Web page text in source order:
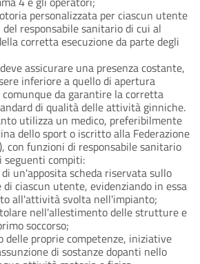
personalizzata per ciascun utente
responsabile sanitario di cui al
corretta esecuzione da parte degli
assicurare una presenza costante,
inferiore a quello di apertura
da garantire la corretta
di qualità delle attività ginniche.
utilizza un medico, preferibilmente
dello sport o iscritto alla Federazione
con funzioni di responsabile sanitario
seguenti compiti:
un'apposita scheda riservata sullo
ciascun utente, evidenziando in essa
all'attività svolta nell'impianto;
nell'allestimento delle strutture e
soccorso;
delle proprie competenze, iniziative
di sostanze dopanti nello